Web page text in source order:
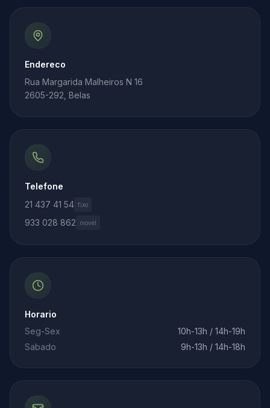
Endereco
Rua Margarida Malheiros N 16
2605-292, Belas
Telefone
21 437 41 54 fixo
933 028 862 movel
Horario
Seg-Sex
10h-13h / 14h-19h
Sabado
9h-13h / 14h-18h